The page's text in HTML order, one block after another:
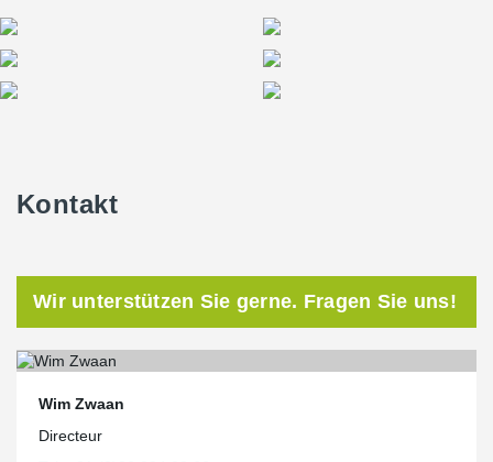
Kontakt
Wir unterstützen Sie gerne. Fragen Sie uns!
Wim Zwaan
Directeur